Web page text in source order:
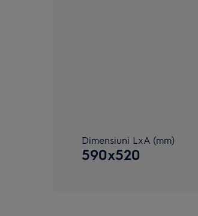
Dimensiuni LxA (mm)
590x520